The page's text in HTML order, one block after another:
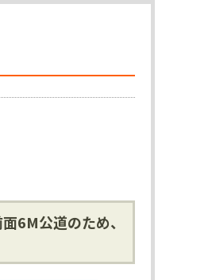
6M公道のため、